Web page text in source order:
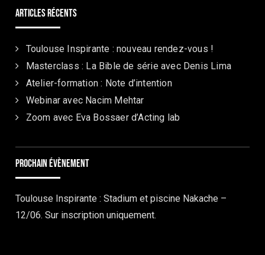
Articles récents
Toulouse Inspirante : nouveau rendez-vous !
Masterclass : La Bible de série avec Denis Lima
Atelier-formation : Note d’intention
Webinar avec Nacim Mehtar
Zoom avec Eva Bossaer d’Acting lab
Prochain évènement
Toulouse Inspirante : Stadium et piscine Nakache –
12/06. Sur inscription uniquement.